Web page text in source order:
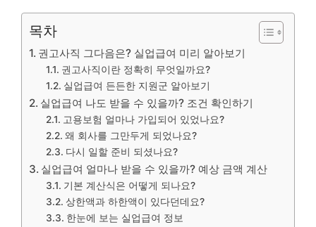
목차
권고사직 그다음은? 실업급여 미리 알아보기
권고사직이란 정확히 무엇일까요?
실업급여 든든한 지원군 알아보기
실업급여 나도 받을 수 있을까? 조건 확인하기
고용보험 얼마나 가입되어 있었나요?
왜 회사를 그만두게 되었나요?
다시 일할 준비 되셨나요?
실업급여 얼마나 받을 수 있을까? 예상 금액 계산
기본 계산식은 어떻게 되나요?
상한액과 하한액이 있다던데요?
한눈에 보는 실업급여 정보